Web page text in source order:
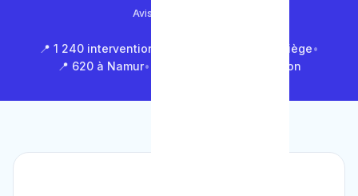
Avis Google (500+)
📍 1 240 interventions à Bruxelles 📍 850 à Liège•
📍 620 à Namur• 📍 1 430 en Brabant Wallon